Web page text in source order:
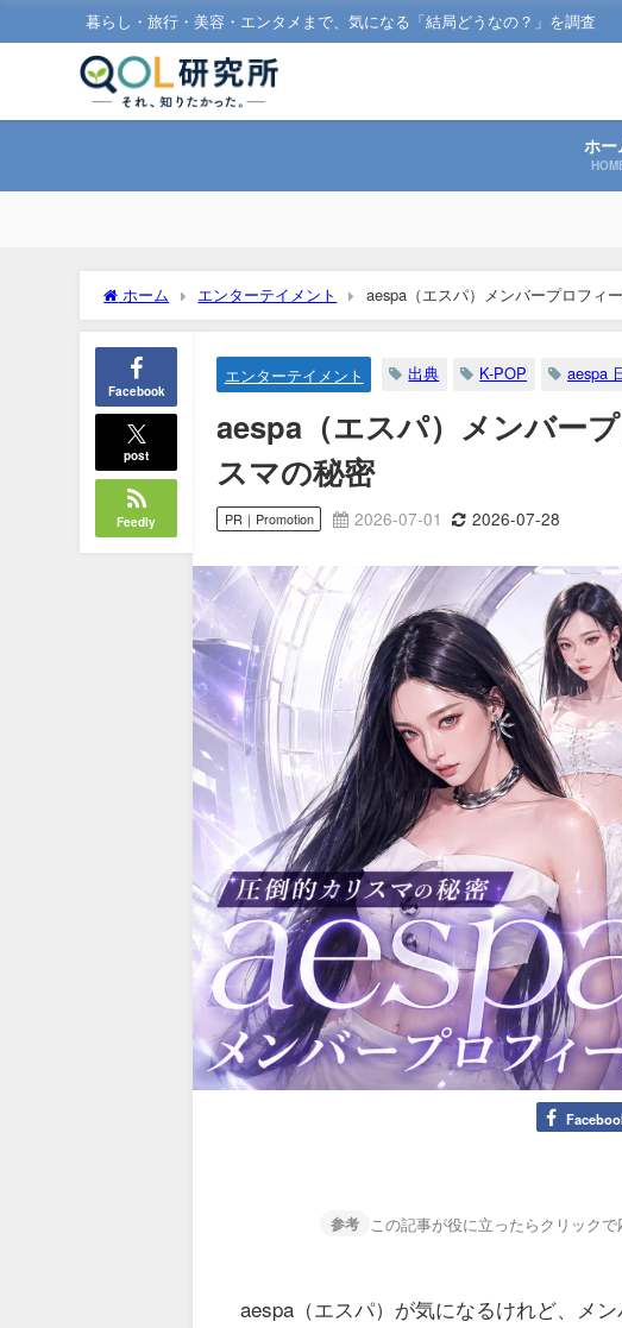
暮らし・旅行・美容・エンタメまで、気になる「結局どうなの？」を調査
ホー
ホーム エンターテイメント aespa（エスパ）メンバープロフィ
Facebook
post
Feedly
エンターテイメント 出典 K-POP aespa
aespa（エスパ）メンバー
スマの秘密
PR｜Promotion 2026-07-01 2026-07-28
参考 この記事が役に立ったらクリック
aespa（エスパ）が気になるけれど、メ